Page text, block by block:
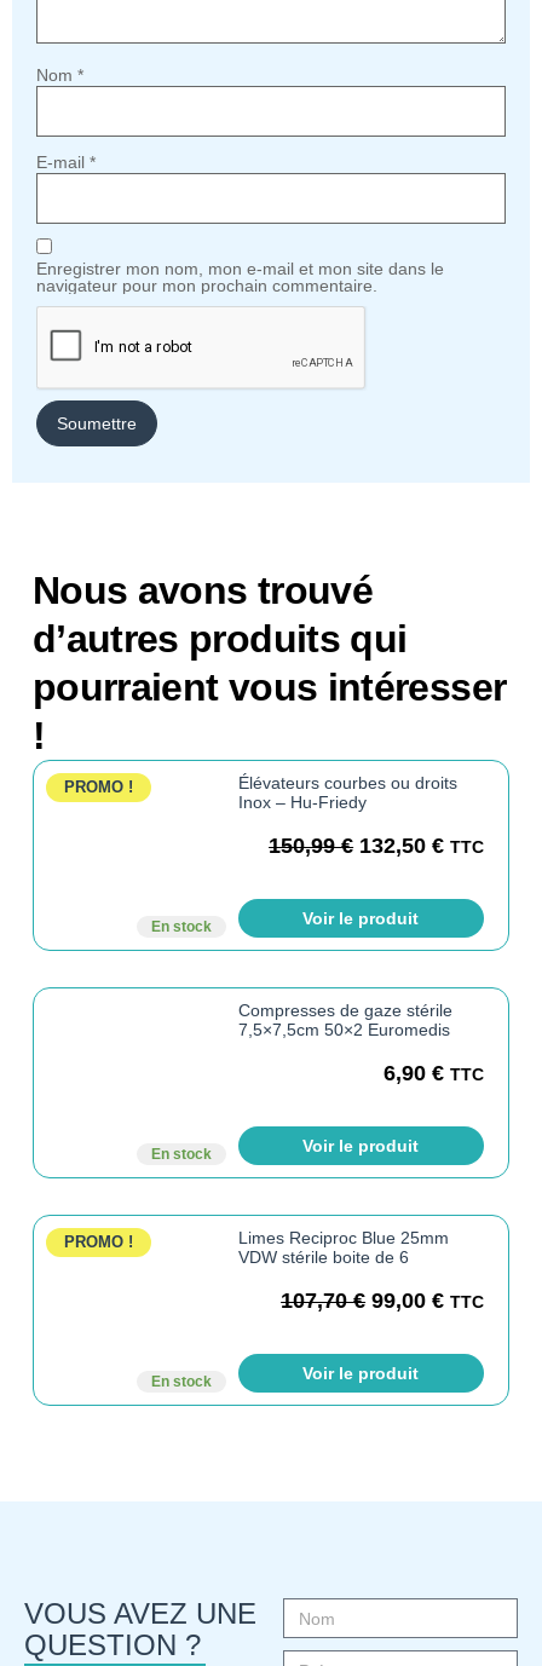
Nom *
E-mail *
Enregistrer mon nom, mon e-mail et mon site dans le
navigateur pour mon prochain commentaire.
Nous avons trouvé
d’autres produits qui
pourraient vous intéresser
!
PROMO !
En stock
Élévateurs courbes ou droits
Inox – Hu-Friedy
150,99€ 132,50€ TTC
Voir le produit
En stock
Compresses de gaze stérile
7,5×7,5cm 50×2 Euromedis
6,90€ TTC
Voir le produit
PROMO !
En stock
Limes Reciproc Blue 25mm
VDW stérile boite de 6
107,70€ 99,00€ TTC
Voir le produit
VOUS AVEZ UNE
QUESTION ?